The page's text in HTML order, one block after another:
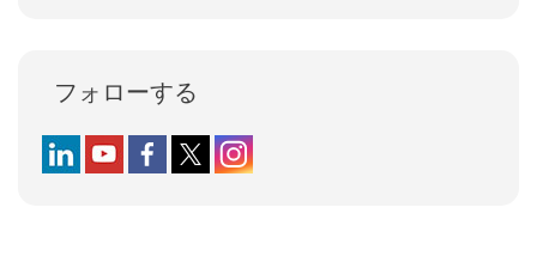
フォローする
Follow us on LinkedIn
Follow us on YouTube
Follow us on Facebook
Follow us on X (formerly Twitter)
Follow us on Instagram